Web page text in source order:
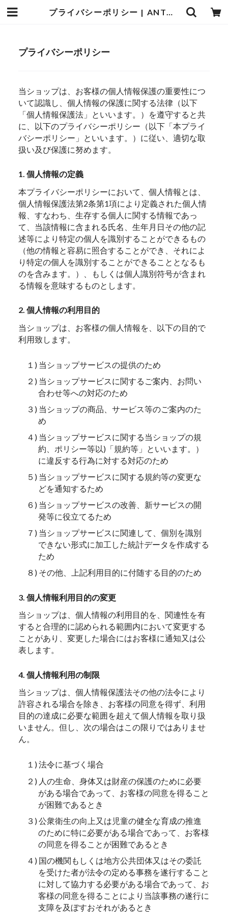
プライバシーポリシー | ANTWARP
プライバシーポリシー
当ショップは、お客様の個人情報保護の重要性につ
いて認識し、個人情報の保護に関する法律（以下
「個人情報保護法」といいます。）を遵守すると共
に、以下のプライバシーポリシー（以下「本プライ
バシーポリシー」といいます。）に従い、適切な取
扱い及び保護に努めます。
1. 個人情報の定義
本プライバシーポリシーにおいて、個人情報とは、
個人情報保護法第2条第1項により定義された個人情
報、すなわち、生存する個人に関する情報であっ
て、当該情報に含まれる氏名、生年月日その他の記
述等により特定の個人を識別することができるもの
（他の情報と容易に照合することができ、それによ
り特定の個人を識別することができることとなるも
のを含みます。）、もしくは個人識別符号が含まれ
る情報を意味するものとします。
2. 個人情報の利用目的
当ショップは、お客様の個人情報を、以下の目的で
利用致します。
１) 当ショップサービスの提供のため
２) 当ショップサービスに関するご案内、お問い
合わせ等への対応のため
３) 当ショップの商品、サービス等のご案内のた
め
４) 当ショップサービスに関する当ショップの規
約、ポリシー等以)「規約等」といいます。）
に違反する行為に対する対応のため
５) 当ショップサービスに関する規約等の変更な
どを通知するため
６) 当ショップサービスの改善、新サービスの開
発等に役立てるため
７) 当ショップサービスに関連して、個別を識別
できない形式に加工した統計データを作成する
ため
８) その他、上記利用目的に付随する目的のため
3. 個人情報利用目的の変更
当ショップは、個人情報の利用目的を、関連性を有
すると合理的に認められる範囲内において変更する
ことがあり、変更した場合にはお客様に通知又は公
表します。
4. 個人情報利用の制限
当ショップは、個人情報保護法その他の法令により
許容される場合を除き、お客様の同意を得ず、利用
目的の達成に必要な範囲を超えて個人情報を取り扱
いません。但し、次の場合はこの限りではありませ
ん。
１) 法令に基づく場合
２) 人の生命、身体又は財産の保護のために必要
がある場合であって、お客様の同意を得ること
が困難であるとき
３) 公衆衛生の向上又は児童の健全な育成の推進
のために特に必要がある場合であって、お客様
の同意を得ることが困難であるとき
４) 国の機関もしくは地方公共団体又はその委託
を受けた者が法令の定める事務を遂行すること
に対して協力する必要がある場合であって、お
客様の同意を得ることにより当該事務の遂行に
支障を及ぼすおそれがあるとき